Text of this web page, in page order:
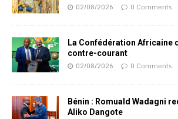
02/08/2026 0 Comments
La Confédération Africaine
contre-courant
02/08/2026 0 Comments
Bénin : Romuald Wadagni
Aliko Dangote